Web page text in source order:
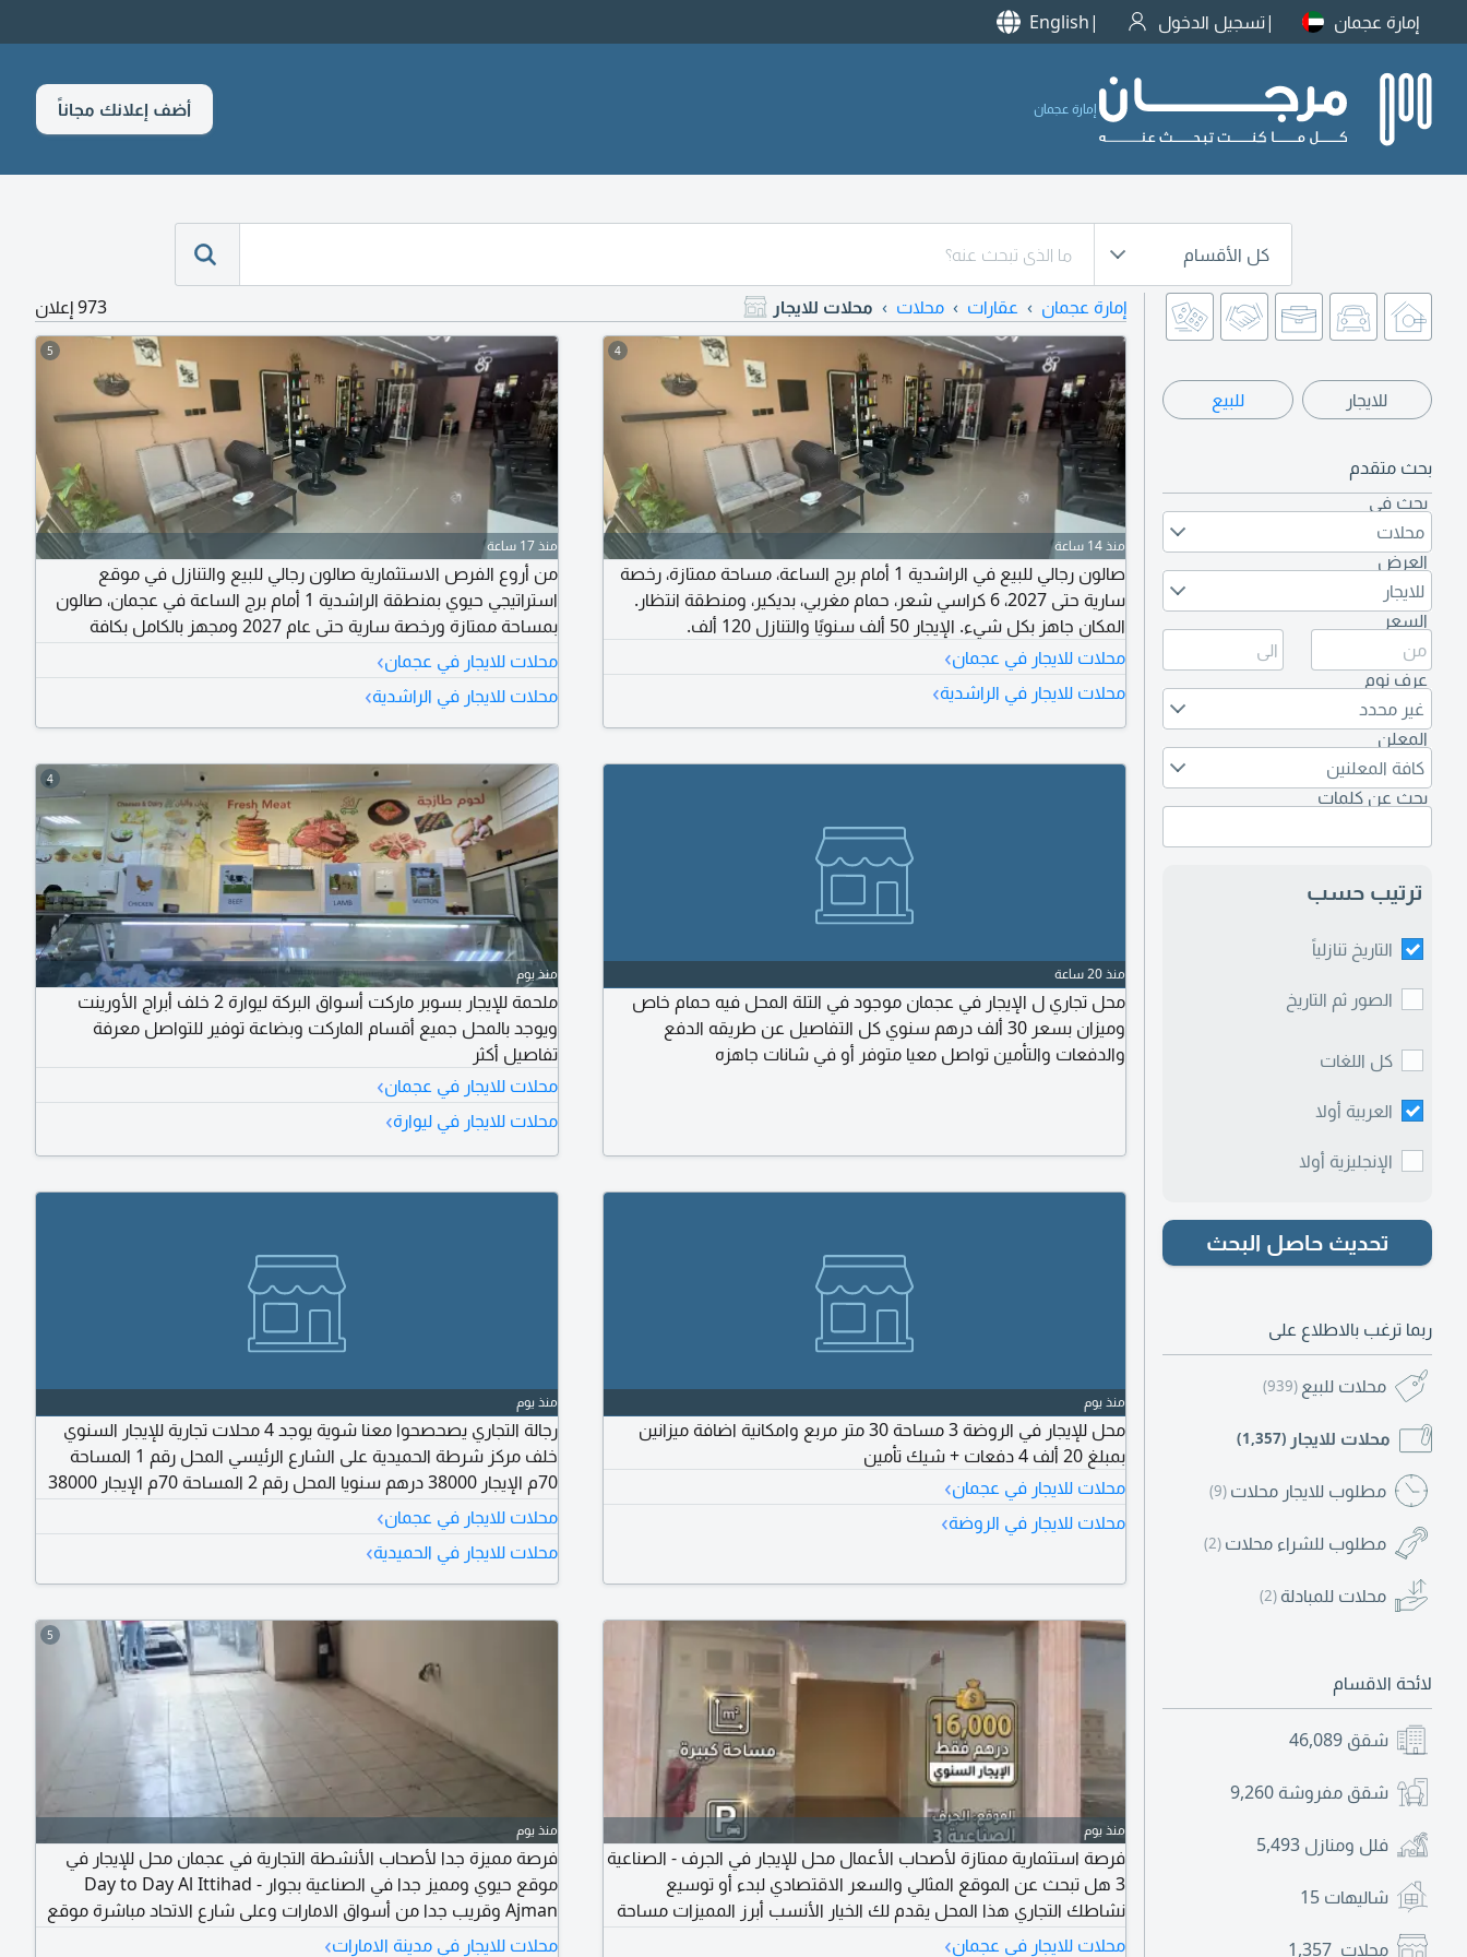
إمارة عجمان تسجيل الدخول English
إمارة عجمان أضف إعلانك مجاناً
كل الأقسام
للايجار للبيع
بحث متقدم
بحث في
محلات
العرض
للايجار
السعر
عرف نوم
غير محدد
المعلن
كافة المعلنين
بحث عن كلمات
ترتيب حسب
التاريخ تنازلياً
الصور ثم التاريخ
كل اللغات
العربية أولا
الإنجليزية أولا
تحديث حاصل البحث
ربما ترغب بالاطلاع على
محلات للبيع (939)
محلات للايجار (1,357)
مطلوب للايجار محلات (9)
مطلوب للشراء محلات (2)
محلات للمبادلة (2)
لائحة الاقسام
شقق 46,089
شقق مفروشة 9,260
فلل ومنازل 5,493
شاليهات 15
محلات 1,357
إمارة عجمان عقارات محلات محلات للايجار 973 إعلان
4
منذ 14 ساعة
صالون رجالي للبيع في الراشدية 1 أمام برج الساعة، مساحة ممتازة، رخصة
سارية حتى 2027، 6 كراسي شعر، حمام مغربي، بديكير، ومنطقة انتظار.
المكان جاهز بكل شيء. الإيجار 50 ألف سنويًا والتنازل 120 ألف.
محلات للايجار في عجمان›
محلات للايجار في الراشدية›
5
منذ 17 ساعة
من أروع الفرص الاستثمارية صالون رجالي للبيع والتنازل في موقع
استراتيجي حيوي بمنطقة الراشدية 1 أمام برج الساعة في عجمان، صالون
بمساحة ممتازة ورخصة سارية حتى عام 2027 ومجهز بالكامل بكافة
ومنطقة انتظار مريحة، جاهز تماما للتشغيل الفوري دون أي مصاريف
درهم، للتواصل والاستعلام اتصل بنا
محلات للايجار في عجمان›
محلات للايجار في الراشدية›
منذ 20 ساعة
محل تجاري ل الإيجار في عجمان موجود في التلة المحل فيه حمام خاص
وميزان بسعر 30 ألف درهم سنوي كل التفاصيل عن طريقه الدفع
والدفعات والتأمين تواصل معيا متوفر أو في شانات جاهزه
4
منذ يوم
ملحمة للإيجار بسوبر ماركت أسواق البركة ليوارة 2 خلف أبراج الأورينت
ويوجد بالمحل جميع أقسام الماركت وبضاعة توفير للتواصل معرفة
تفاصيل أكثر
محلات للايجار في عجمان›
محلات للايجار في ليوارة›
منذ يوم
محل للإيجار في الروضة 3 مساحة 30 متر مربع وامكانية اضافة ميزانين
بمبلغ 20 ألف 4 دفعات + شيك تأمين
محلات للايجار في عجمان›
محلات للايجار في الروضة›
منذ يوم
رجالة التجاري يصحصحوا معنا شوية يوجد 4 محلات تجارية للإيجار السنوي
خلف مركز شرطة الحميدية على الشارع الرئيسي المحل رقم 1 المساحة
70م الإيجار 38000 درهم سنويا المحل رقم 2 المساحة 70م الإيجار 38000
رقم 4 المساحة 50م الإيجار 33000 درهم
محلات للايجار في عجمان›
محلات للايجار في الحميدية›
منذ يوم
فرصة استثمارية ممتازة لأصحاب الأعمال محل للإيجار في الجرف - الصناعية
3 هل تبحث عن الموقع المثالي والسعر الاقتصادي لبدء أو توسيع
نشاطك التجاري هذا المحل يقدم لك الخيار الأنسب أبرز المميزات مساحة
واسعة تناسب مختلف الأنشطة التجارية والصناعية. موقع متميز يقع في
محلات للايجار في عجمان›
5
منذ يوم
فرصة مميزة جدا لأصحاب الأنشطة التجارية في عجمان محل للإيجار في
موقع حيوي ومميز جدا في الصناعية بجوار Day to Day Al Ittihad -
Ajman وقريب جدا من أسواق الامارات وعلى شارع الاتحاد مباشرة موقع
ممتاز وحركة تجارية نشطة مناسب لمختلف الأنشطة التجارية مساحة
محلات للايجار في مدينة الامارات›